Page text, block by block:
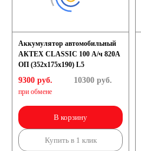
Аккумулятор автомобильный
АКТЕХ CLASSIC 100 А/ч 820А
ОП (352x175x190) L5
9300 руб.
при обмене
10300руб.
В корзину
Купить в 1 клик